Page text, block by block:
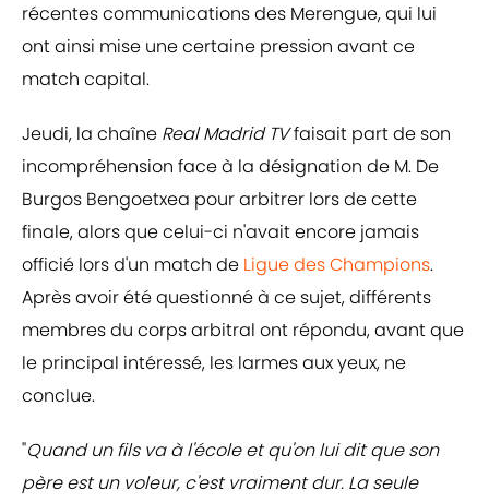
récentes communications des Merengue, qui lui
ont ainsi mise une certaine pression avant ce
match capital.
Jeudi, la chaîne Real Madrid TVfaisait part de son
incompréhension face à la désignation de M. De
Burgos Bengoetxea pour arbitrer lors de cette
finale, alors que celui-ci n'avait encore jamais
officié lors d'un match de Ligue des Champions.
Après avoir été questionné à ce sujet, différents
membres du corps arbitral ont répondu, avant que
le principal intéressé, les larmes aux yeux, ne
conclue.
"Quand un fils va à l'école et qu'on lui dit que son
père est un voleur, c'est vraiment dur. La seule